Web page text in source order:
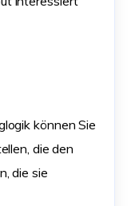
können Sie
die den
die sie